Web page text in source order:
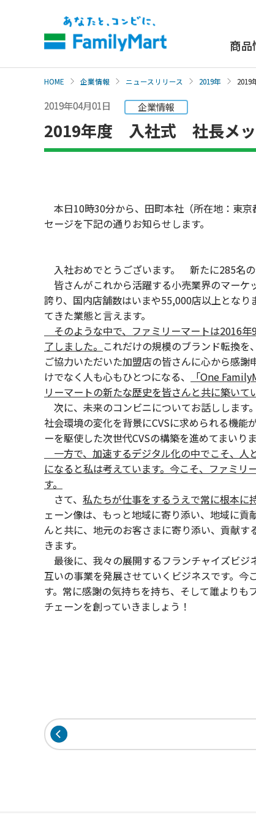
商品
HOME 企業情報 ニュースリリース 2019年
2019年04月01日 企業情報
2019年度 入社式 社長メッ
本日10時30分から、田町本社（所在地：東
セージを下記の通りお知らせします。
入社おめでとうございます。 新たに285名の
皆さんがこれから活躍する小売業界のマーケ
誇り、国内店舗数はいまや55,000店以上とな
てきた業態と言えます。
そのような中で、ファミリーマートは2016
了しました。 これだけの規模のブランド転換を
ご協力いただいた加盟店の皆さんに心から感
けでなく人も心もひとつになる、
「One
リーマートの新たな歴史を皆さんと共に築いて
次に、未来のコンビニについてお話しします
社会環境の変化を背景にCVSに求められる機
ーを駆使した次世代CVSの構築を進めてまいりま
一方で、加速するデジタル化の中でこそ、人
になると私は考えています。今こそ、ファミ
す。
さて、 私たちが仕事をするうえで常に根本に
ェーン像は、もっと地域に寄り添い、地域に
んと共に、地元のお客さまに寄り添い、貢献
きます。
最後に、我々の展開するフランチャイズビジ
互いの事業を発展させていくビジネスです。
す。常に感謝の気持ちを持ち、そして誰より
チェーンを創っていきましょう！